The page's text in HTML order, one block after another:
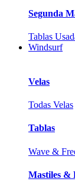
Segunda
Tablas
Windsurf
Velas
Todas Velas
Tablas
Wave &
Mastiles &